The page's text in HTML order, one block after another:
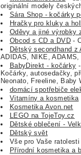
originální modely
Sára Shop - kočárky
Hračky pro kluky a
Oděvy a jiné výrobky
Obcod s CD a DVD-
Dětský secondhand z
ADIDAS, NIKE,
BabyDirekt - kočárky
Kočárky, autosedačky,
Neonato, Freeline,
domácí spotřebiče
Vitamíny a kosmetika
Kosmetika Avon.net
LEGO na TojeToy.cz
Dětské oblečení -
Dětský svět
Vše pro Vaše ratolesti
Přírodní kosmetika a